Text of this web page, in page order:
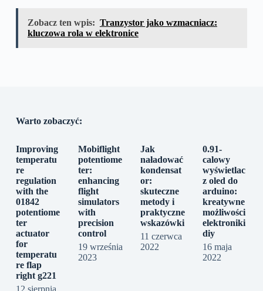
Zobacz ten wpis: Tranzystor jako wzmacniacz:
kluczowa rola w elektronice
Warto zobaczyć:
Improving
temperatu
re
regulation
with the
01842
potentiome
ter
actuator
for
temperatu
re flap
right g221
12 sierpnia
Mobiflight
potentiome
ter:
enhancing
flight
simulators
with
precision
control
19 września
2023
Jak
naładować
kondensat
or:
skuteczne
metody i
praktyczne
wskazówki
11 czerwca
2022
0.91-
calowy
wyświetlac
z oled do
arduino:
kreatywne
możliwości
elektroniki
diy
16 maja
2022